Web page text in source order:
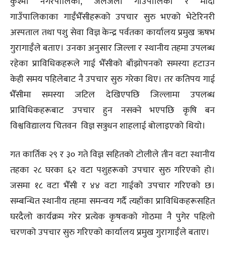
गाउँपालिकाका गाईँभैँसीहरूको उपचार सुरु भएको भेटेरिनरी
अस्पताल तथा पशु सेवा विज्ञ केन्द्र पर्वतका कार्यालय प्रमुख ऋषभ
गुरागाईँले बताए। उनका अनुसार जिल्ला र स्थानीय तहमा उपलब्ध
रहेका प्राविधिकहरूले गाई भैँसीको बाँझोपनको समस्या हटाउन
केही समय पहिलेबाट नै उपचार सुरु गरेका थिए। तर कतिपय गाई
भैँसीमा समस्या जटिल देखिएपछि जिल्लामा उपलब्ध
प्राविधिकहरूबाट उपचार हुन नसक्ने भएपछि कृषि बन
विश्वविद्यालय चितवन विज्ञ सत्रुधन शाहलाई बोलाइएको थियो।
गत कार्तिक २९ र ३० गते विज्ञ सहितको टोलीले तीन वटा स्थानीय
तहका २८ घरका ६२ वटा पशुहरूको उपचार सुरु गरिएको हो।
जसमा १८ वटा भैँसी र ४४ वटा गाईको उपचार गरिएको छ।
सम्बन्धित स्थानीय तहमा समन्वय गर्दै त्यहाँका प्राविधिकहरूसहित
घरदैलो कार्यक्रम गरेर प्रत्येक कृषकको गोठमा नै पुगेर पहिलो
चरणको उपचार सुरु गरिएको कार्यालय प्रमुख गुरागाईँले बताए।